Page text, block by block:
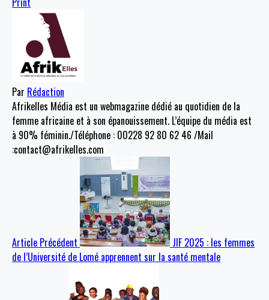
Par Rédaction
Afrikelles Média est un webmagazine dédié au quotidien de la
femme africaine et à son épanouissement. L’équipe du média est
à 90% féminin./Téléphone : 00228 92 80 62 46 /Mail
:contact@afrikelles.com
Article Précédent
JIF 2025 : les femmes
de l’Université de Lomé apprennent sur la santé mentale